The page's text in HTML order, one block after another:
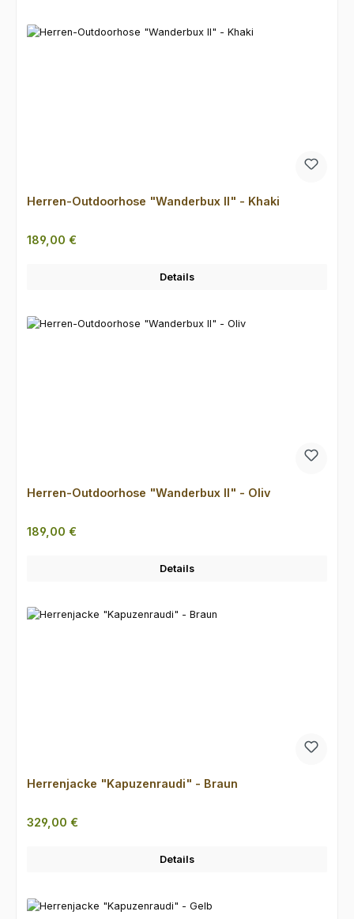
Herren-Outdoorhose "Wanderbux II" - Khaki
Regulärer Preis:
189,00 €
Details
Herren-Outdoorhose "Wanderbux II" - Oliv
Regulärer Preis:
189,00 €
Details
Herrenjacke "Kapuzenraudi" - Braun
Regulärer Preis:
329,00 €
Details